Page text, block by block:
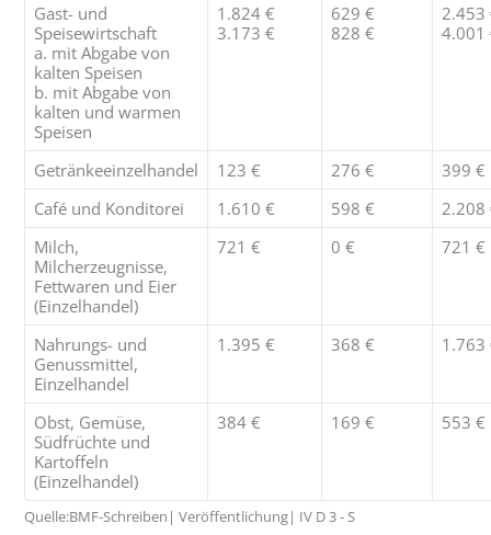
Gast- und
Speisewirtschaft
a. mit Abgabe von
kalten Speisen
b. mit Abgabe von
kalten und warmen
Speisen
1.824 €
3.173 €
629 €
828 €
2.453
4.001
Getränkeeinzelhandel 123 € 276 €
399 €
Café und Konditorei
1.610 € 598 €
2.208
Milch,
Milcherzeugnisse,
Fettwaren und Eier
(Einzelhandel)
721 € 0 € 721 €
Nahrungs- und
Genussmittel,
Einzelhandel
1.395 € 368 € 1.763
Obst, Gemüse,
Südfrüchte und
Kartoffeln
(Einzelhandel)
384 € 169 € 553 €
Quelle:BMF-Schreiben| Veröffentlichung| IV D 3 - S